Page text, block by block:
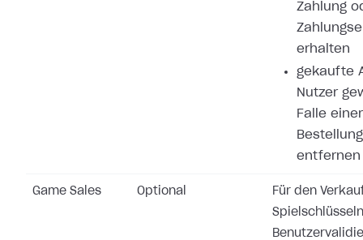
Zahlung
erhalten
gekaufte
Nutzer
Falle
entfernen
Game Sales Optional
Für den